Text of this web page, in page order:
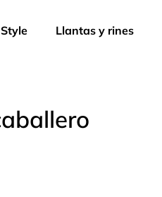
Llantas y rines